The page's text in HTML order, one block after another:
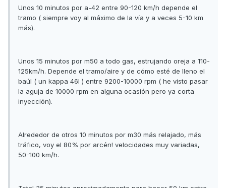
Unos 10 minutos por a-42 entre 90-120 km/h depende el
tramo ( siempre voy al máximo de la vía y a veces 5-10 km
más).
Unos 15 minutos por m50 a todo gas, estrujando oreja a 110-
125km/h. Depende el tramo/aire y de cómo esté de lleno el
baúl ( un kappa 46l ) entre 9200-10000 rpm ( he visto pasar
la aguja de 10000 rpm en alguna ocasión pero ya corta
inyección).
Alrededor de otros 10 minutos por m30 más relajado, más
tráfico, voy el 80% por arcén! velocidades muy variadas,
50-100 km/h.